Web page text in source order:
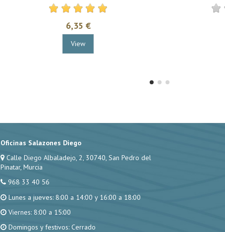
6,35 €
View
Oficinas Salazones Diego
Calle Diego Albaladejo, 2, 30740, San Pedro del
Pinatar, Murcia
968 33 40 56
Lunes a jueves: 8:00 a 14:00 y 16:00 a 18:00
Viernes: 8:00 a 15:00
Domingos y festivos: Cerrado